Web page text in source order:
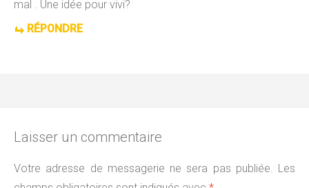
mal . Une idée pour vivi?
RÉPONDRE
Laisser un commentaire
Votre adresse de messagerie ne sera pas publiée. Les